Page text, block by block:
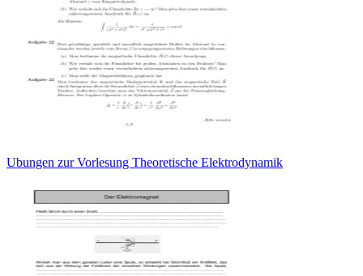
Ubungen zur Vorlesung Theoretische Elektrodynamik